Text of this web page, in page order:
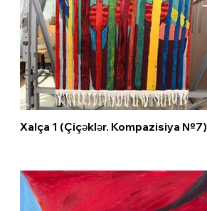
Xalça 1 (Çiçəklər. Kompazisiya №7)